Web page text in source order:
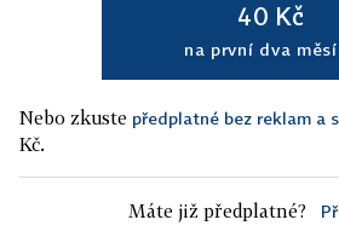
40 Kč
na první dva
Nebo zkuste předplatné bez reklam a
Kč.
Máte již předplatné?